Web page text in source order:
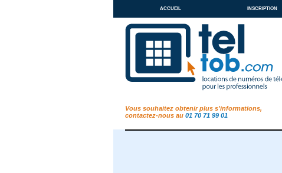
accueil inscription
Vous souhaitez obtenir plus s'informations,
contactez-nous au 01 70 71 99 01